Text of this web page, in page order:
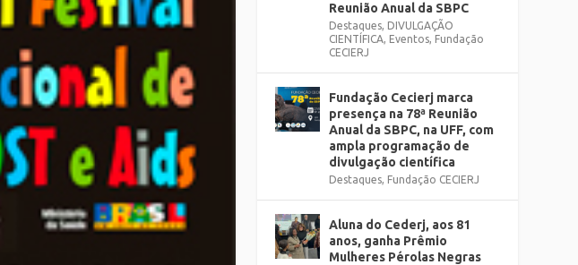
Reunião Anual da SBPC
Destaques, DIVULGAÇÃO
CIENTÍFICA, Eventos, Fundação
CECIERJ
Fundação Cecierj marca
presença na 78ª Reunião
Anual da SBPC, na UFF, com
ampla programação de
divulgação científica
Destaques, Fundação CECIERJ
Aluna do Cederj, aos 81
anos, ganha Prêmio
Mulheres Pérolas Negras